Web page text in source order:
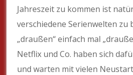
Jahreszeit zu kommen ist
verschiedene Serienwelten zu
„draußen“ einfach mal
Netflix und Co. haben sich
und warten mit vielen